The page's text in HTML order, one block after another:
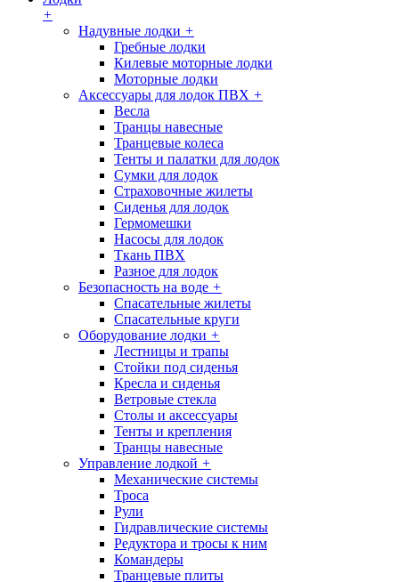
+
Надувные лодки +
Гребные лодки
Килевые моторные лодки
Моторные лодки
Аксессуары для лодок ПВХ +
Весла
Транцы навесные
Транцевые колеса
Тенты и палатки для лодок
Сумки для лодок
Страховочные жилеты
Сиденья для лодок
Гермомешки
Насосы для лодок
Ткань ПВХ
Разное для лодок
Безопасность на воде +
Спасательные жилеты
Спасательные круги
Оборудование лодки +
Лестницы и трапы
Стойки под сиденья
Кресла и сиденья
Ветровые стекла
Столы и аксессуары
Тенты и крепления
Транцы навесные
Управление лодкой +
Механические системы
Троса
Рули
Гидравлические системы
Редуктора и тросы к ним
Командеры
Транцевые плиты